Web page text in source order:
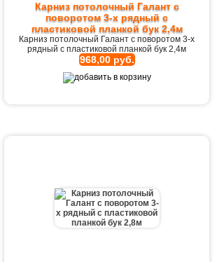
Карниз потолочный Галант с
поворотом 3-х рядный с
пластиковой планкой бук 2,4м
Карниз потолочный Галант с поворотом 3-х
рядный с пластиковой планкой бук 2,4м
968,00 руб.